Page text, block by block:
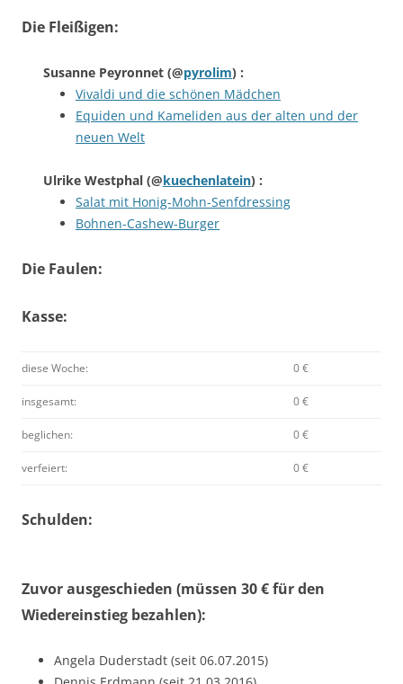
Die Fleißigen:
Susanne Peyronnet (@pyrolim) :
Vivaldi und die schönen Mädchen
Equiden und Kameliden aus der alten und der
neuen Welt
Ulrike Westphal (@kuechenlatein) :
Salat mit Honig-Mohn-Senfdressing
Bohnen-Cashew-Burger
Die Faulen:
Kasse:
diese Woche: 0 €
insgesamt: 0 €
beglichen: 0 €
verfeiert: 0 €
Schulden:
Zuvor ausgeschieden (müssen 30 € für den
Wiedereinstieg bezahlen):
Angela Duderstadt (seit 06.07.2015)